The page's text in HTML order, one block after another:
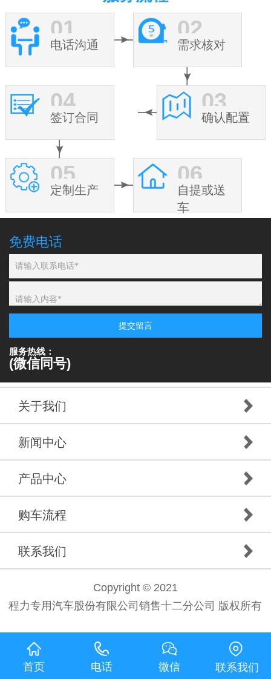
01
电话沟通
02
需求核对
03
确认配置
04
签订合同
05
定制生产
06
自提或送
车
免费电话
提交留言
服务热线：
(微信同号)
关于我们
新闻中心
产品中心
购车流程
联系我们
Copyright © 2021
程力专用汽车股份有限公司销售十二分公司 版权所有
首页 电话 微信 联系我们